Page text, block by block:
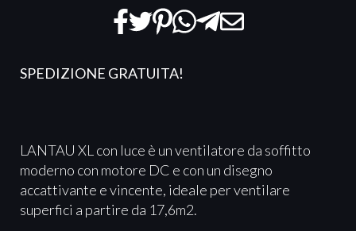
SPEDIZIONE GRATUITA!
LANTAU XL con luce è un ventilatore da soffitto
moderno con motore DC e con un disegno
accattivante e vincente, ideale per ventilare
superfici a partire da 17,6m2.